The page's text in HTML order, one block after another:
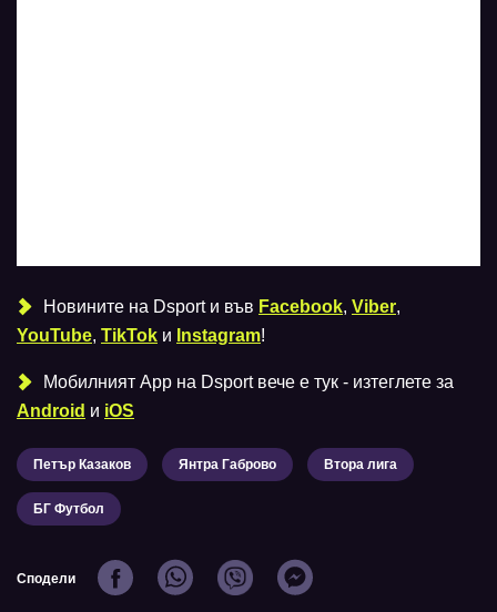
Новините на Dsport и във Facebook, Viber,
YouTube, TikTok и Instagram!
Мобилният Аpp на Dsport вече е тук - изтеглете за
Android и iOS
Петър Казаков Янтра Габрово Втора лига
БГ Футбол
Сподели